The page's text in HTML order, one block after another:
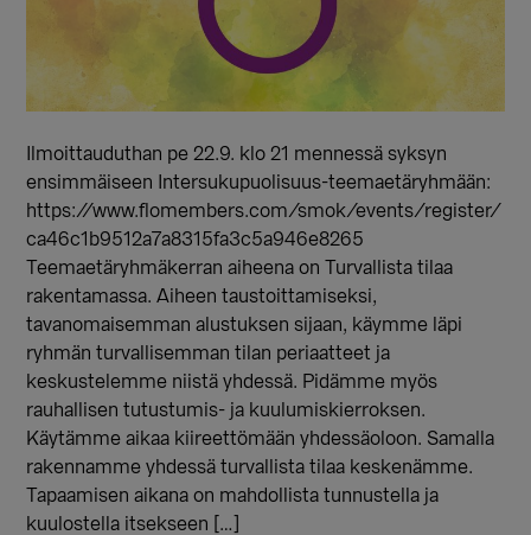
Ilmoittauduthan pe 22.9. klo 21 mennessä syksyn
ensimmäiseen Intersukupuolisuus-teemaetäryhmään:
https://www.flomembers.com/smok/events/register/
ca46c1b9512a7a8315fa3c5a946e8265
Teemaetäryhmäkerran aiheena on Turvallista tilaa
rakentamassa. Aiheen taustoittamiseksi,
tavanomaisemman alustuksen sijaan, käymme läpi
ryhmän turvallisemman tilan periaatteet ja
keskustelemme niistä yhdessä. Pidämme myös
rauhallisen tutustumis- ja kuulumiskierroksen.
Käytämme aikaa kiireettömään yhdessäoloon. Samalla
rakennamme yhdessä turvallista tilaa keskenämme.
Tapaamisen aikana on mahdollista tunnustella ja
kuulostella itsekseen […]